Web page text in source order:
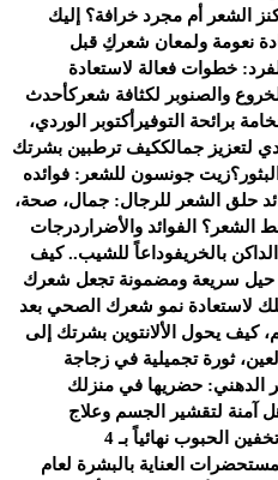
الشعر أم مجرد خرافة؟ إليك
نعومة ولمعان شعركِ قبل
خطوات فعالة لاستعادة
والصنوبر لكثافة شعركأحدث
أكتوبر الوردي،
لتعزيز جمالككيف ترطبين بشرتك
زيت جونسون للشعر: فوائده
حلق الشعر للرجال: جمال، صحة،
الفوائد والأضرار درجات
بالخريفوداعاً للشيب.. كيف
8 حيل سريعة ومضمونة تجعل شعرك
لاستعادة نمو شعرك الصحي بعد
كيف يحول الألانتوين بشرتك إلى
ثورة تجميلية في زجاجة
الدهني: حضريها في منزلك
آمنة لتقشير الجسم وعلاج
سر مكياج النجمات.. كيف تخفين الحبوب نهائياً بـ 4
العناية بالبشرة لعام